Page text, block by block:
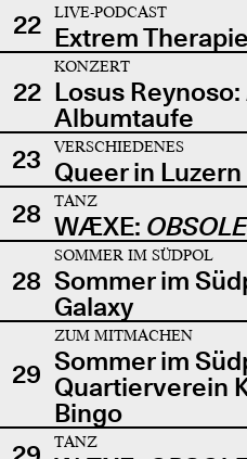
22
LIVE-PODCAST
Extrem Therapie
22
KONZERT
Losus Reynoso:
Albumtaufe
23
VERSCHIEDENES
Queer in Luzern
28
TANZ
WÆXE:
28
SOMMER IM SÜDPOL
Sommer im
Galaxy
29
ZUM MITMACHEN
Sommer im
Quartierverein
Bingo
TANZ